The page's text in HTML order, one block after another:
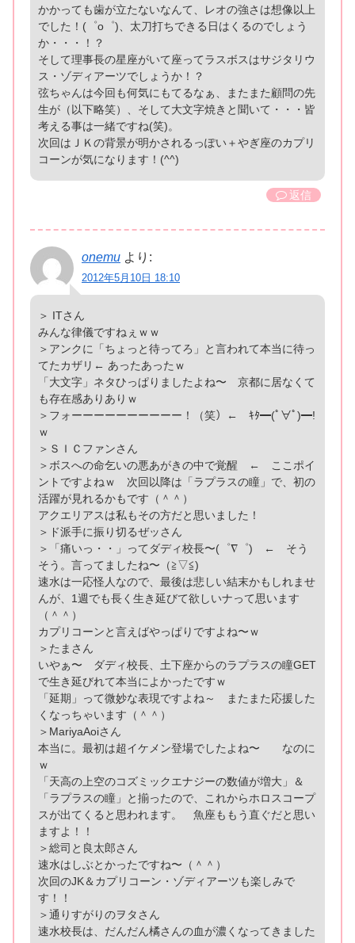
かかっても歯が立たないなんて、レオの強さは想像以上
でした！(゜o゜)、太刀打ちできる日はくるのでしょう
か・・・！？
そして理事長の星座がいて座ってラスボスはサジタリウ
ス・ゾディアーツでしょうか！？
弦ちゃんは今回も何気にもてるなぁ、またまた顧問の先
生が（以下略笑）、そして大文字焼きと聞いて・・・皆
考える事は一緒ですね(笑)。
次回はＪＫの背景が明かされるっぽい＋やぎ座のカプリ
コーンが気になります！(^^)
返信
onemu より:
2012年5月10日 18:10
＞ ITさん
みんな律儀ですねぇｗｗ
＞アンクに「ちょっと待ってろ」と言われて本当に待っ
てたカザリ← あったあったｗ
「大文字」ネタひっぱりましたよね〜 京都に居なくて
も存在感ありありｗ
＞フォーーーーーーーーーー！（笑）← ｷﾀ━(ﾟ∀ﾟ)━!
ｗ
＞ＳＩＣファンさん
＞ボスへの命乞いの悪あがきの中で覚醒 ← ここポイ
ントですよねｗ 次回以降は「ラプラスの瞳」で、初の
活躍が見れるかもです（＾＾）
アクエリアスは私もその方だと思いました！
＞ド派手に振り切るぜッさん
＞「痛いっ・・」ってダディ校長〜(゜∇゜) ← そう
そう。言ってましたね〜（≧▽≦)
速水は一応怪人なので、最後は悲しい結末かもしれませ
んが、1週でも長く生き延びて欲しいナって思います
（＾＾）
カプリコーンと言えばやっぱりですよね〜ｗ
＞たまさん
いやぁ〜 ダディ校長、土下座からのラプラスの瞳GET
で生き延びれて本当によかったですｗ
「延期」って微妙な表現ですよね～ またまた応援した
くなっちゃいます（＾＾）
＞MariyaAoiさん
本当に。最初は超イケメン登場でしたよね〜 なのに
ｗ
「天高の上空のコズミックエナジーの数値が増大」＆
「ラプラスの瞳」と揃ったので、これからホロスコープ
スが出てくると思われます。 魚座ももう直ぐだと思い
ますよ！！
＞総司と良太郎さん
速水はしぶとかったですね〜（＾＾）
次回のJK＆カプリコーン・ゾディアーツも楽しみで
す！！
＞通りすがりのヲタさん
速水校長は、だんだん橘さんの血が濃くなってきました